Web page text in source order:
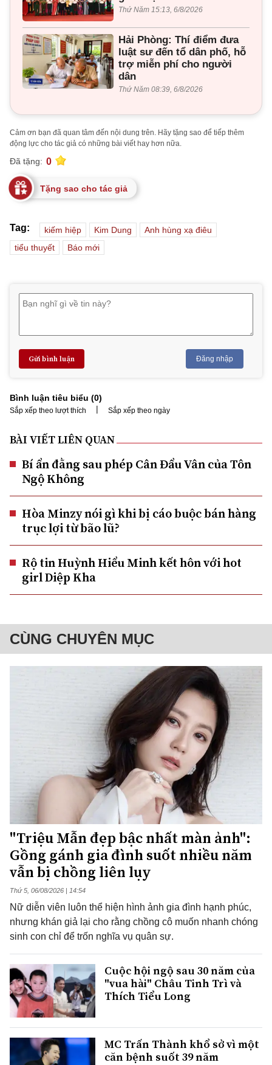
Thứ Năm 15:13, 6/8/2026
Hải Phòng: Thí điểm đưa
luật sư đến tổ dân phố, hỗ
trợ miễn phí cho người
dân
Thứ Năm 08:39, 6/8/2026
Cảm ơn bạn đã quan tâm đến nội dung trên. Hãy tặng sao để tiếp thêm
động lực cho tác giả có những bài viết hay hơn nữa.
Đã tặng: 0
Tặng sao cho tác giả
Tag: kiếm hiệp Kim Dung
Anh hùng xạ điêu
tiểu thuyết
Báo mới
Gửi bình luận Đăng nhập
Bình luận tiêu biểu (0)
Sắp xếp theo lượt thích | Sắp xếp theo ngày
BÀI VIẾT LIÊN QUAN
Bí ẩn đằng sau phép Cân Đẩu Vân của Tôn
Ngộ Không
Hòa Minzy nói gì khi bị cáo buộc bán hàng
trục lợi từ bão lũ?
Rộ tin Huỳnh Hiểu Minh kết hôn với hot
girl Diệp Kha
CÙNG CHUYÊN MỤC
"Triệu Mẫn đẹp bậc nhất màn ảnh":
Gồng gánh gia đình suốt nhiều năm
vẫn bị chồng liên lụy
Thứ 5, 06/08/2026 | 14:54
Nữ diễn viên luôn thể hiện hình ảnh gia đình hạnh phúc,
nhưng khán giả lại cho rằng chồng cô muốn nhanh chóng
sinh con chỉ để trốn nghĩa vụ quân sự.
Cuộc hội ngộ sau 30 năm của
"vua hài" Châu Tinh Trì và
Thích Tiểu Long
MC Trấn Thành khổ sở vì một
căn bệnh suốt 39 năm